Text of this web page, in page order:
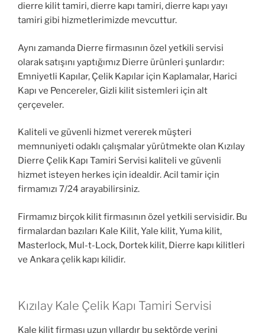
dierre kilit tamiri, dierre kapı tamiri, dierre kapı yayı
tamiri gibi hizmetlerimizde mevcuttur.
Aynı zamanda Dierre firmasının özel yetkili servisi
olarak satışını yaptığımız Dierre ürünleri şunlardır:
Emniyetli Kapılar, Çelik Kapılar için Kaplamalar, Harici
Kapı ve Pencereler, Gizli kilit sistemleri için alt
çerçeveler.
Kaliteli ve güvenli hizmet vererek müşteri
memnuniyeti odaklı çalışmalar yürütmekte olan Kızılay
Dierre Çelik Kapı Tamiri Servisi kaliteli ve güvenli
hizmet isteyen herkes için idealdir. Acil tamir için
firmamızı 7/24 arayabilirsiniz.
Firmamız birçok kilit firmasının özel yetkili servisidir. Bu
firmalardan bazıları Kale Kilit, Yale kilit, Yuma kilit,
Masterlock, Mul-t-Lock, Dortek kilit, Dierre kapı kilitleri
ve Ankara çelik kapı kilidir.
Kızılay Kale Çelik Kapı Tamiri Servisi
Kale kilit firması uzun yıllardır bu sektörde yerini